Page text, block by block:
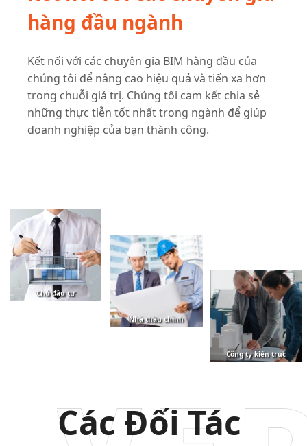
hàng đầu ngành
Kết nối với các chuyên gia BIM hàng đầu của
chúng tôi để nâng cao hiệu quả và tiến xa hơn
trong chuỗi giá trị. Chúng tôi cam kết chia sẻ
những thực tiễn tốt nhất trong ngành để giúp
doanh nghiệp của bạn thành công.
Các Đối Tác
Chủ đầu tư
Nhà thầu chính
Công ty kiến trúc